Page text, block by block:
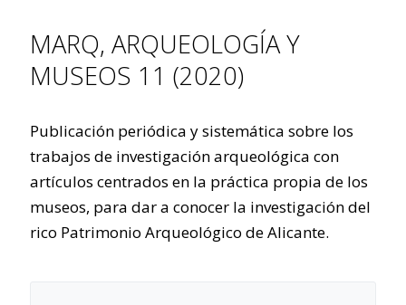
MARQ, ARQUEOLOGÍA Y
MUSEOS 11 (2020)
Publicación periódica y sistemática sobre los
trabajos de investigación arqueológica con
artículos centrados en la práctica propia de los
museos, para dar a conocer la investigación del
rico Patrimonio Arqueológico de Alicante.